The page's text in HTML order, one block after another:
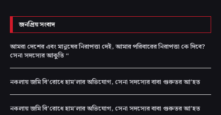
জনপ্রিয় সংবাদ
আমরা দেশের এবং মানুষের নিরাপত্তা দেই, আমার পরিবারের নিরাপত্তা কে দিবে?
সেনা সদস্যের আকুতি “
নকলায় জমি বি’রোধে হাম’লার অভিযোগ, সেনা সদস্যের বাবা গুরুতর আ’হত
নকলায় জমি বি’রোধে হাম’লার অভিযোগ, সেনা সদস্যের বাবা গুরুতর আ’হত